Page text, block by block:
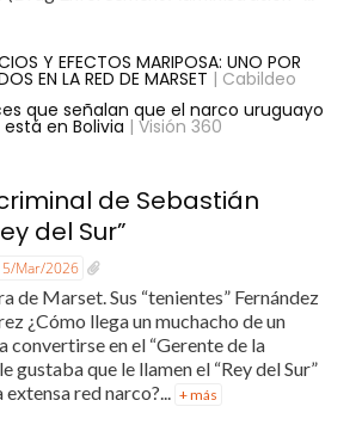
Y EFECTOS MARIPOSA: UNO POR
EN LA RED DE MARSET | Cabildeo
que señalan que el narco uruguayo
en Bolivia | Visión 360
de Sebastián
del Sur”
Mar/2026
de Marset. Sus “tenientes” Fernández
¿Cómo llega un muchacho de un
en el “Gerente de la
gustaba que le llamen el “Rey del Sur”
red narco?... + más